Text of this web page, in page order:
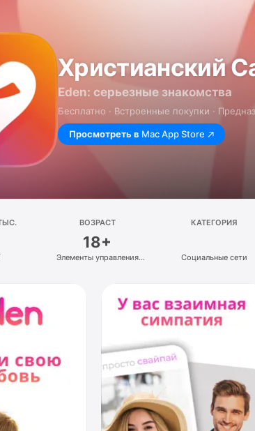
Христианский
Eden: серьезные знакомства
Бесплатно · Встроенные покупки ·
Просмотреть в Mac App Store
ВОЗРАСТ
18+
Элементы управления
КАТЕГОРИЯ
Социальные сети